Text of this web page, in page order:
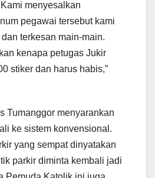
menyesalkan
pegawai tersebut kami
terkesan main-main.
kenapa petugas Jukir
stiker dan harus habis,”
Tumanggor menyarankan
ke sistem konvensional.
yang sempat dinyatakan
parkir diminta kembali jadi